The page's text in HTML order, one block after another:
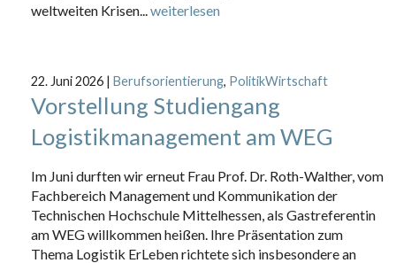
weltweiten Krisen...weiterlesen
22. Juni 2026 |Berufsorientierung, PolitikWirtschaft
Vorstellung Studiengang
Logistikmanagement am WEG
Im Juni durften wir erneut Frau Prof. Dr. Roth-Walther, vom
Fachbereich Management und Kommunikation der
Technischen Hochschule Mittelhessen, als Gastreferentin
am WEG willkommen heißen. Ihre Präsentation zum
Thema Logistik ErLeben richtete sich insbesondere an